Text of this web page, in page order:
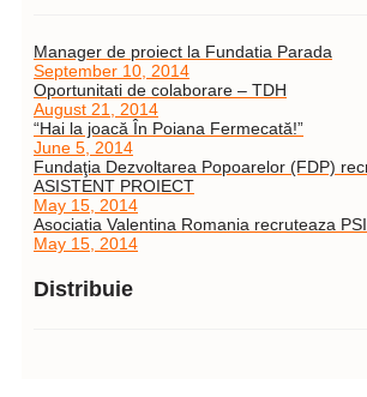
Manager de proiect la Fundatia Parada
September 10, 2014
Oportunitati de colaborare – TDH
August 21, 2014
“Hai la joacă În Poiana Fermecată!”
June 5, 2014
Fundaţia Dezvoltarea Popoarelor (FDP)
ASISTENT PROIECT
May 15, 2014
Asociatia Valentina Romania recruteaza
May 15, 2014
Distribuie